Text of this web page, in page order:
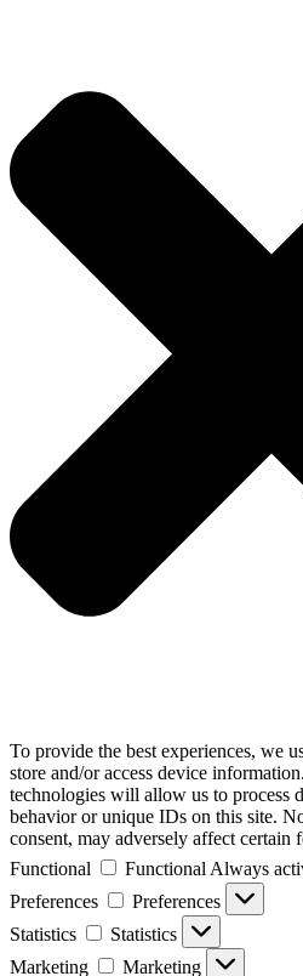
To provide the best experiences, we
store and/or access device
technologies will allow us to process
behavior or unique IDs on this site.
consent, may adversely affect certain
Functional
Functional Always
Preferences
Preferences
Statistics
Statistics
Marketing
Marketing